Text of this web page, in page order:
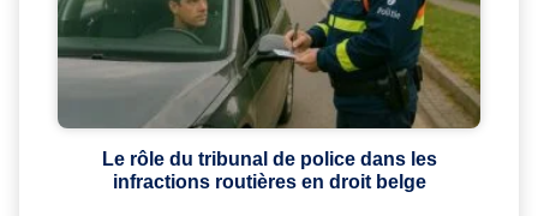
Le rôle du tribunal de police dans les
infractions routières en droit belge